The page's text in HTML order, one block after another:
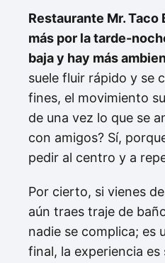
Restaurante Mr.
más por la tarde-
baja y hay más
suele fluir rápido y se
fines, el movimiento
de una vez lo que se
con amigos? Sí,
pedir al centro y a
Por cierto, si vienes
aún traes traje de
nadie se complica; es
final, la experiencia es